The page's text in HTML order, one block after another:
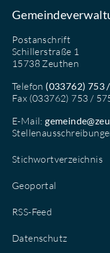
Postanschrift
Schillerstraße 1
15738 Zeuthen
Telefon (033762) 753
Fax (033762) 753 /
E-Mail:
Stichwortverzeichnis
Geoportal
RSS-Feed
Datenschutz